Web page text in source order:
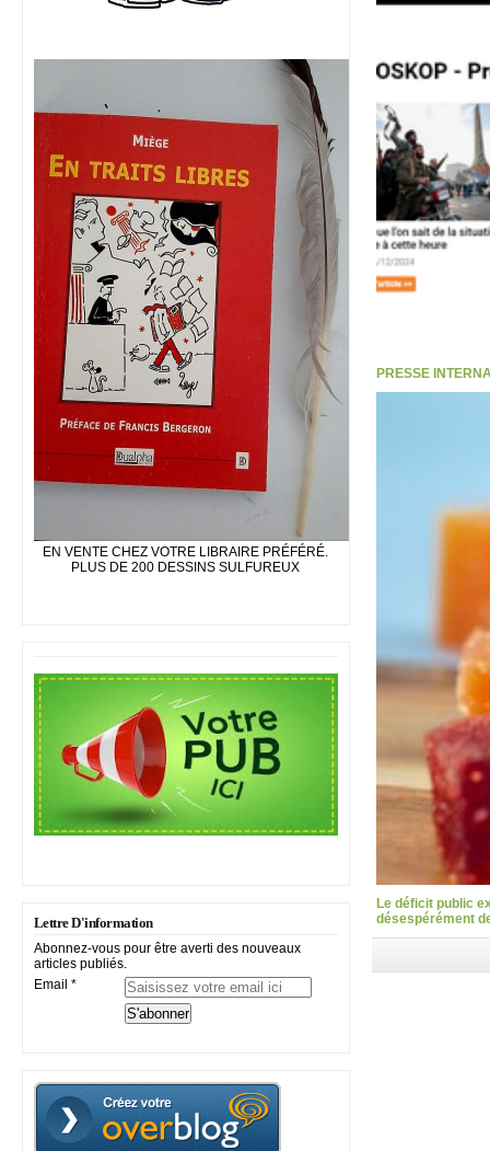
EN VENTE CHEZ VOTRE LIBRAIRE PRÉFÉRÉ.
PLUS DE 200 DESSINS SULFUREUX
Lettre D'information
Abonnez-vous pour être averti des nouveaux
articles publiés.
Email
PRESSE
Le déficit public
désespérément